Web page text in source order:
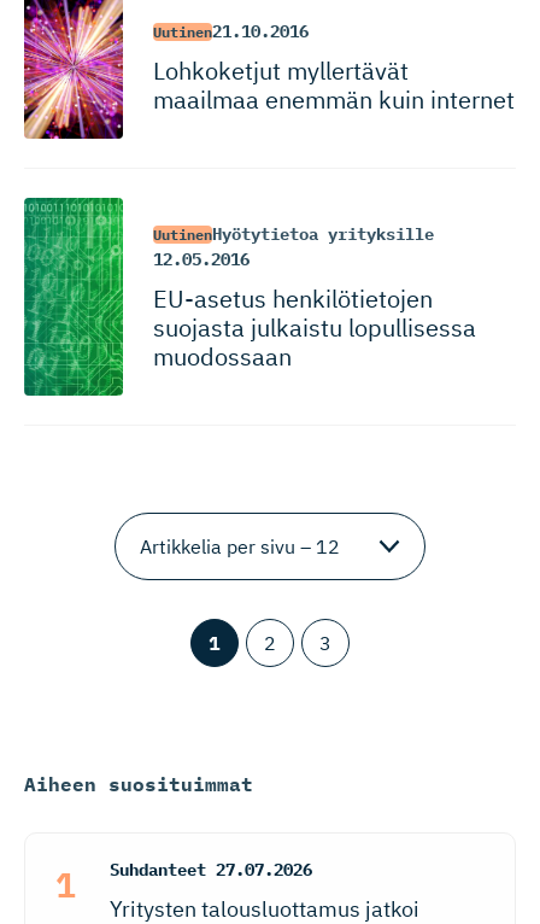
Uutinen21.10.2016
Lohkoketjut myllertävät
maailmaa enemmän kuin internet
UutinenHyötytietoa yrityksille
12.05.2016
EU-asetus henkilötietojen
suojasta julkaistu lopullisessa
muodossaan
1 2 3
Aiheen suosituimmat
Suhdanteet 27.07.2026
Yritysten talousluottamus jatkoi